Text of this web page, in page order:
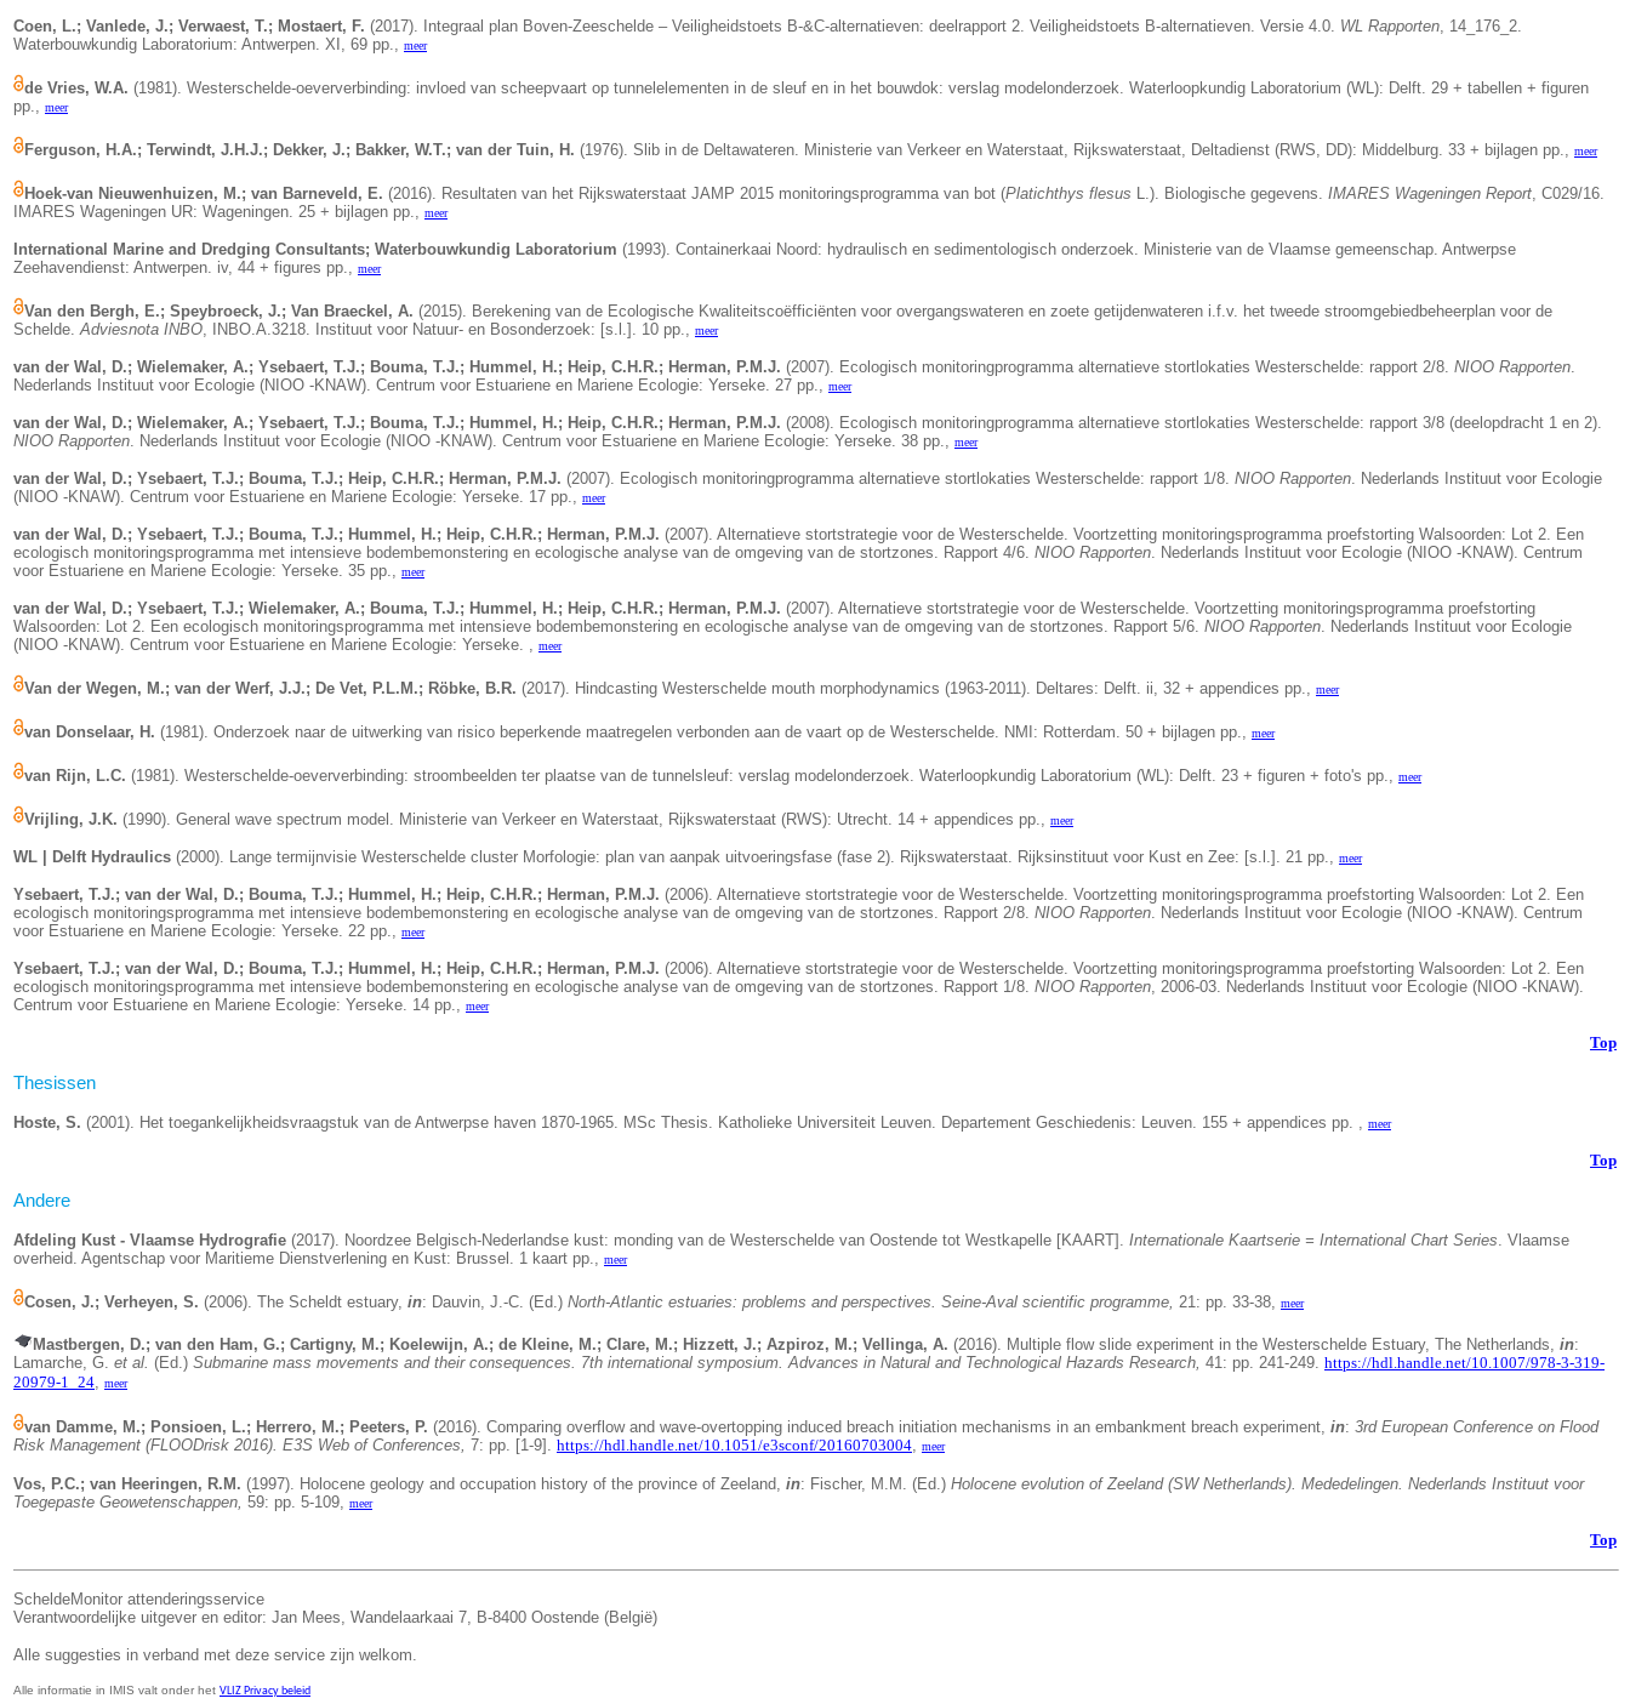
Coen, L.; Vanlede, J.; Verwaest, T.; Mostaert, F. (2017). Integraal plan Boven-Zeeschelde – Veiligheidstoets B-&C-alternatieven: deelrapport 2. Veiligheidstoets B-alternatieven. Versie 4.0. WL Rapporten, 14_176_2.
Waterbouwkundig Laboratorium: Antwerpen. XI, 69 pp., meer
de Vries, W.A. (1981). Westerschelde-oeververbinding: invloed van scheepvaart op tunnelelementen in de sleuf en in het bouwdok: verslag modelonderzoek. Waterloopkundig Laboratorium (WL): Delft. 29 + tabellen + figuren
pp., meer
Ferguson, H.A.; Terwindt, J.H.J.; Dekker, J.; Bakker, W.T.; van der Tuin, H. (1976). Slib in de Deltawateren. Ministerie van Verkeer en Waterstaat, Rijkswaterstaat, Deltadienst (RWS, DD): Middelburg. 33 + bijlagen pp., meer
Hoek-van Nieuwenhuizen, M.; van Barneveld, E. (2016). Resultaten van het Rijkswaterstaat JAMP 2015 monitoringsprogramma van bot (Platichthys flesus L.). Biologische gegevens. IMARES Wageningen Report, C029/16.
IMARES Wageningen UR: Wageningen. 25 + bijlagen pp., meer
International Marine and Dredging Consultants; Waterbouwkundig Laboratorium (1993). Containerkaai Noord: hydraulisch en sedimentologisch onderzoek. Ministerie van de Vlaamse gemeenschap. Antwerpse
Zeehavendienst: Antwerpen. iv, 44 + figures pp., meer
Van den Bergh, E.; Speybroeck, J.; Van Braeckel, A. (2015). Berekening van de Ecologische Kwaliteitscoëfficiënten voor overgangswateren en zoete getijdenwateren i.f.v. het tweede stroomgebiedbeheerplan voor de
Schelde.Adviesnota INBO, INBO.A.3218. Instituut voor Natuur- en Bosonderzoek: [s.l.]. 10 pp., meer
van der Wal, D.; Wielemaker, A.; Ysebaert, T.J.; Bouma, T.J.; Hummel, H.; Heip, C.H.R.; Herman, P.M.J. (2007). Ecologisch monitoringprogramma alternatieve stortlokaties Westerschelde: rapport 2/8. NIOO Rapporten.
Nederlands Instituut voor Ecologie (NIOO -KNAW). Centrum voor Estuariene en Mariene Ecologie: Yerseke. 27 pp., meer
van der Wal, D.; Wielemaker, A.; Ysebaert, T.J.; Bouma, T.J.; Hummel, H.; Heip, C.H.R.; Herman, P.M.J. (2008). Ecologisch monitoringprogramma alternatieve stortlokaties Westerschelde: rapport 3/8 (deelopdracht 1 en 2).
NIOO Rapporten. Nederlands Instituut voor Ecologie (NIOO -KNAW). Centrum voor Estuariene en Mariene Ecologie: Yerseke. 38 pp., meer
van der Wal, D.; Ysebaert, T.J.; Bouma, T.J.; Heip, C.H.R.; Herman, P.M.J. (2007). Ecologisch monitoringprogramma alternatieve stortlokaties Westerschelde: rapport 1/8. NIOO Rapporten. Nederlands Instituut voor Ecologie
(NIOO -KNAW). Centrum voor Estuariene en Mariene Ecologie: Yerseke. 17 pp., meer
van der Wal, D.; Ysebaert, T.J.; Bouma, T.J.; Hummel, H.; Heip, C.H.R.; Herman, P.M.J. (2007). Alternatieve stortstrategie voor de Westerschelde. Voortzetting monitoringsprogramma proefstorting Walsoorden: Lot 2. Een
ecologisch monitoringsprogramma met intensieve bodembemonstering en ecologische analyse van de omgeving van de stortzones. Rapport 4/6. NIOO Rapporten. Nederlands Instituut voor Ecologie (NIOO -KNAW). Centrum
voor Estuariene en Mariene Ecologie: Yerseke. 35 pp., meer
van der Wal, D.; Ysebaert, T.J.; Wielemaker, A.; Bouma, T.J.; Hummel, H.; Heip, C.H.R.; Herman, P.M.J. (2007). Alternatieve stortstrategie voor de Westerschelde. Voortzetting monitoringsprogramma proefstorting
Walsoorden: Lot 2. Een ecologisch monitoringsprogramma met intensieve bodembemonstering en ecologische analyse van de omgeving van de stortzones. Rapport 5/6. NIOO Rapporten. Nederlands Instituut voor Ecologie
(NIOO -KNAW). Centrum voor Estuariene en Mariene Ecologie: Yerseke. , meer
Van der Wegen, M.; van der Werf, J.J.; De Vet, P.L.M.; Röbke, B.R. (2017). Hindcasting Westerschelde mouth morphodynamics (1963-2011). Deltares: Delft. ii, 32 + appendices pp., meer
van Donselaar, H. (1981). Onderzoek naar de uitwerking van risico beperkende maatregelen verbonden aan de vaart op de Westerschelde. NMI: Rotterdam. 50 + bijlagen pp., meer
van Rijn, L.C. (1981). Westerschelde-oeververbinding: stroombeelden ter plaatse van de tunnelsleuf: verslag modelonderzoek. Waterloopkundig Laboratorium (WL): Delft. 23 + figuren + foto's pp., meer
Vrijling, J.K. (1990). General wave spectrum model. Ministerie van Verkeer en Waterstaat, Rijkswaterstaat (RWS): Utrecht. 14 + appendices pp., meer
WL | Delft Hydraulics (2000). Lange termijnvisie Westerschelde cluster Morfologie: plan van aanpak uitvoeringsfase (fase 2). Rijkswaterstaat. Rijksinstituut voor Kust en Zee: [s.l.]. 21 pp., meer
Ysebaert, T.J.; van der Wal, D.; Bouma, T.J.; Hummel, H.; Heip, C.H.R.; Herman, P.M.J. (2006). Alternatieve stortstrategie voor de Westerschelde. Voortzetting monitoringsprogramma proefstorting Walsoorden: Lot 2. Een
ecologisch monitoringsprogramma met intensieve bodembemonstering en ecologische analyse van de omgeving van de stortzones. Rapport 2/8. NIOO Rapporten. Nederlands Instituut voor Ecologie (NIOO -KNAW). Centrum
voor Estuariene en Mariene Ecologie: Yerseke. 22 pp., meer
Ysebaert, T.J.; van der Wal, D.; Bouma, T.J.; Hummel, H.; Heip, C.H.R.; Herman, P.M.J. (2006). Alternatieve stortstrategie voor de Westerschelde. Voortzetting monitoringsprogramma proefstorting Walsoorden: Lot 2. Een
ecologisch monitoringsprogramma met intensieve bodembemonstering en ecologische analyse van de omgeving van de stortzones. Rapport 1/8. NIOO Rapporten, 2006-03. Nederlands Instituut voor Ecologie (NIOO -KNAW).
Centrum voor Estuariene en Mariene Ecologie: Yerseke. 14 pp., meer
Top
Thesissen
Hoste, S. (2001). Het toegankelijkheidsvraagstuk van de Antwerpse haven 1870-1965. MSc Thesis. Katholieke Universiteit Leuven. Departement Geschiedenis: Leuven. 155 + appendices pp. , meer
Top
Andere
Afdeling Kust - Vlaamse Hydrografie (2017). Noordzee Belgisch-Nederlandse kust: monding van de Westerschelde van Oostende tot Westkapelle [KAART]. Internationale Kaartserie = International Chart Series. Vlaamse
overheid. Agentschap voor Maritieme Dienstverlening en Kust: Brussel. 1 kaart pp., meer
Cosen, J.; Verheyen, S. (2006). The Scheldt estuary, in: Dauvin, J.-C. (Ed.) North-Atlantic estuaries: problems and perspectives. Seine-Aval scientific programme, 21: pp. 33-38, meer
Mastbergen, D.; van den Ham, G.; Cartigny, M.; Koelewijn, A.; de Kleine, M.; Clare, M.; Hizzett, J.; Azpiroz, M.; Vellinga, A. (2016). Multiple flow slide experiment in the Westerschelde Estuary, The Netherlands, in:
Lamarche, G. et al. (Ed.) Submarine mass movements and their consequences. 7th international symposium. Advances in Natural and Technological Hazards Research, 41: pp. 241-249. https://hdl.handle.net/10.1007/978-3-319-
20979-1_24, meer
van Damme, M.; Ponsioen, L.; Herrero, M.; Peeters, P. (2016). Comparing overflow and wave-overtopping induced breach initiation mechanisms in an embankment breach experiment, in: 3rd European Conference on Flood
Risk Management (FLOODrisk 2016). E3S Web of Conferences, 7: pp. [1-9]. https://hdl.handle.net/10.1051/e3sconf/20160703004, meer
Vos, P.C.; van Heeringen, R.M. (1997). Holocene geology and occupation history of the province of Zeeland, in: Fischer, M.M. (Ed.) Holocene evolution of Zeeland (SW Netherlands). Mededelingen. Nederlands Instituut voor
Toegepaste Geowetenschappen, 59: pp. 5-109, meer
Top
ScheldeMonitor attenderingsservice
Verantwoordelijke uitgever en editor: Jan Mees, Wandelaarkaai 7, B-8400 Oostende (België)
Alle suggesties in verband met deze service zijn welkom.
Alle informatie in IMIS valt onder het VLIZ Privacy beleid